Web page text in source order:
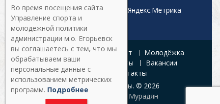
Главная Афиша Спорт
Молодёжка
Управление
Документы
Вакансии
Галерея
Контакты
Все права защищены. © 2026
Разработка:
Армен Мурадян
Во время посещения сайта
Управление спорта и
молодежной политики
администрации м.о. Егорьевск
вы соглашаетесь с тем, что мы
обрабатываем ваши
персональные данные с
использованием метрических
программ. Подробнее